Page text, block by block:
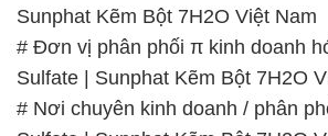
# Đơn vị cung cấp ■ kinh doanh
Sulfate | Sunphat Kẽm Bột 7H2O
📞PHÒNG KINH DOANH –